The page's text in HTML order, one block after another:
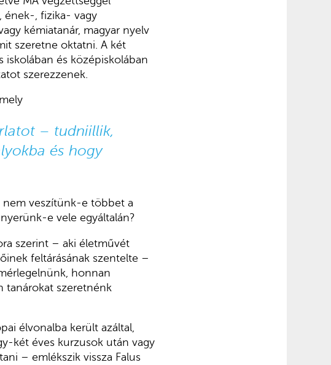
ének-, fizika- vagy
kémiatanár, magyar nyelv
szeretne oktatni. A két
iskolában és középiskolában
szerezzenek.
– tudniillik,
és hogy
nem veszítünk-e többet a
e vele egyáltalán?
szerint – aki életművét
feltárásának szentelte –
honnan
tanárokat szeretnénk
élvonalba került azáltal,
két éves kurzusok után vagy
– emlékszik vissza Falus